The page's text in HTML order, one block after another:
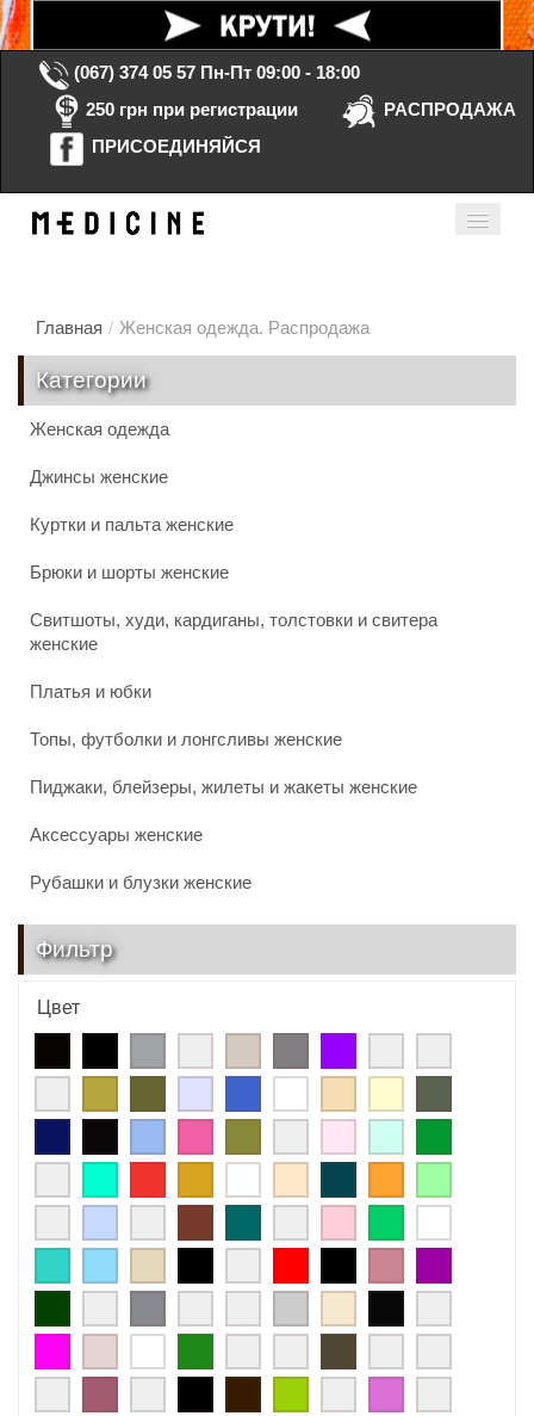
(067) 374 05 57 Пн-Пт 09:00 - 18:00
250 грн при регистрации
РАСПРОДАЖА
ПРИСОЕДИНЯЙСЯ
Главная
Главная / Женская одежда. Распродажа
Категории
Женская одежда
Джинсы женские
Куртки и пальта женские
Брюки и шорты женские
Свитшоты, худи, кардиганы, толстовки и свитера
женские
Платья и юбки
Топы, футболки и лонгсливы женские
Пиджаки, блейзеры, жилеты и жакеты женские
Аксессуары женские
Рубашки и блузки женские
Фильтр
Цвет